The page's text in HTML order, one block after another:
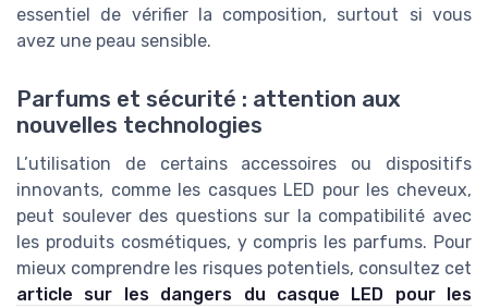
essentiel de vérifier la composition, surtout si vous
avez une peau sensible.
Parfums et sécurité : attention aux
nouvelles technologies
L’utilisation de certains accessoires ou dispositifs
innovants, comme les casques LED pour les cheveux,
peut soulever des questions sur la compatibilité avec
les produits cosmétiques, y compris les parfums. Pour
mieux comprendre les risques potentiels, consultez cet
article sur les dangers du casque LED pour les